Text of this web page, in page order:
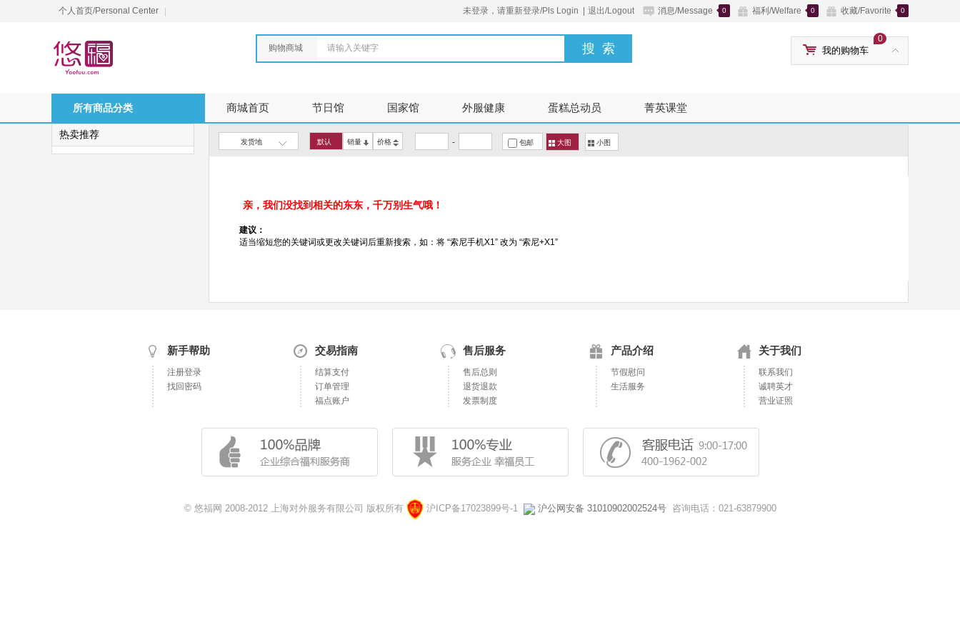
个人首页/Personal Center 收藏/Favorite 0
福利/Welfare 0
消息/Message 0
未登录，请重新登录/Pls Login 退出/Logout
购物商城 请输入关键字 我的购物车
0
所有商品分类 商城首页 节日馆 国家馆 外服健康 蛋糕总动员 菁英课堂
热卖推荐
发货地 默认 销量 价格 - 包邮 大图 小图
亲，我们没找到相关的东东，千万别生气哦！
建议：
适当缩短您的关键词或更改关键词后重新搜索，如：将 “索尼手机X1” 改为 “索尼+X1”
新手帮助
注册登录
找回密码
交易指南
结算支付
订单管理
福点账户
售后服务
售后总则
退货退款
发票制度
产品介绍
节假慰问
生活服务
关于我们
联系我们
诚聘英才
营业证照
© 悠福网 2008-2012 上海对外服务有限公司 版权所有 沪ICP备17023899号-1 沪公网安备 31010902002524号咨询电话：021-63879900